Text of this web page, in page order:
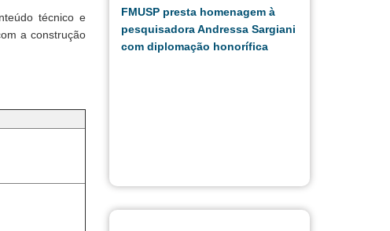
técnico e
a construção
FMUSP presta homenagem à
pesquisadora Andressa Sargiani
com diplomação honorífica